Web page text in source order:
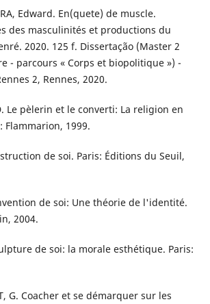
Edward. En(quete) de muscle.
des masculinités et productions du
2020. 125 f. Dissertação (Master 2
- parcours « Corps et biopolitique ») -
2, Rennes, 2020.
Le pèlerin et le converti: La religion en
Flammarion, 1999.
de soi. Paris: Éditions du Seuil,
de soi: Une théorie de l'identité.
2004.
de soi: la morale esthétique. Paris:
G. Coacher et se démarquer sur les